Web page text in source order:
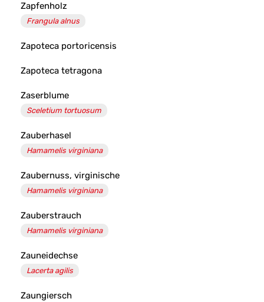
Zapfenholz
Frangula alnus
Zapoteca portoricensis
Zapoteca tetragona
Zaserblume
Sceletium tortuosum
Zauberhasel
Hamamelis virginiana
Zaubernuss, virginische
Hamamelis virginiana
Zauberstrauch
Hamamelis virginiana
Zauneidechse
Lacerta agilis
Zaungiersch